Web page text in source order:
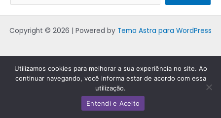
Copyright © 2026 | Powered by Tema Astra para WordPress
Utilizamos cookies para melhorar a sua experiência no site. Ao
continuar navegando, você informa estar de acordo com essa
utilização.
Entendi e Aceito